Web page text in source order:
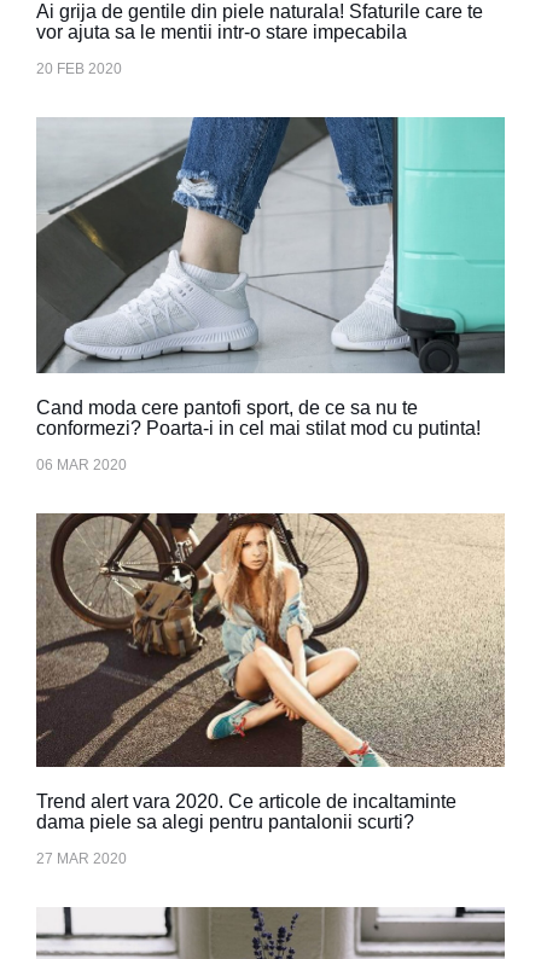
Ai grija de gentile din piele naturala! Sfaturile care te
vor ajuta sa le mentii intr-o stare impecabila
20 FEB 2020
Cand moda cere pantofi sport, de ce sa nu te
conformezi? Poarta-i in cel mai stilat mod cu putinta!
06 MAR 2020
Trend alert vara 2020. Ce articole de incaltaminte
dama piele sa alegi pentru pantalonii scurti?
27 MAR 2020